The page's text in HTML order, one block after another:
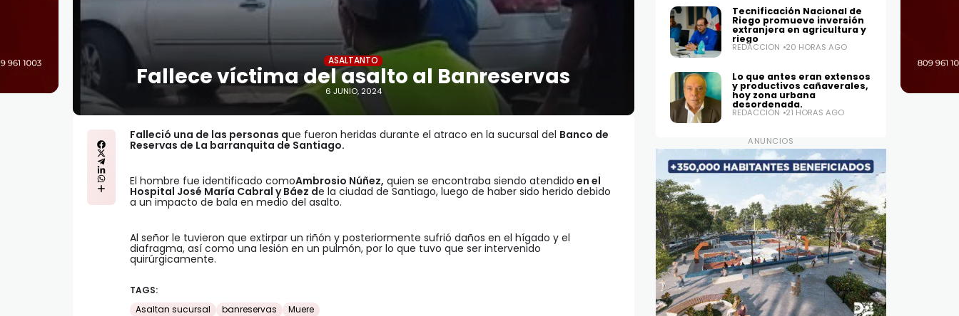
ASALTANTO
Fallece víctima del asalto al Banreservas
6 JUNIO, 2024
Falleció una de las personas que fueron heridas durante el atraco en la sucursal del Banco de
Reservas de La barranquita de Santiago.
El hombre fue identificado comoAmbrosio Núñez, quien se encontraba siendo atendido en el
Hospital José María Cabral y Báez de la ciudad de Santiago, luego de haber sido herido debido
a un impacto de bala en medio del asalto.
Al señor le tuvieron que extirpar un riñón y posteriormente sufrió daños en el hígado y el
diafragma, así como una lesión en un pulmón, por lo que tuvo que ser intervenido
quirúrgicamente.
TAGS:
Asaltan sucursal
banreservas Muere
Tecnificación Nacional de
Riego promueve inversión
extranjera en agricultura y
riego
REDACCIÓN 20 HORAS AGO
Lo que antes eran extensos
y productivos cañaverales,
hoy zona urbana
desordenada.
REDACCIÓN 21 HORAS AGO
ANUNCIOS